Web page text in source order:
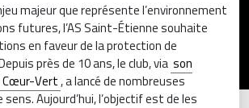
majeur que représente l’environnement
futures, l’AS Saint-Étienne souhaite
en faveur de la protection de
près de 10 ans, le club, via son
Cœur-Vert, a lancé de nombreuses
Aujourd’hui, l’objectif est de les